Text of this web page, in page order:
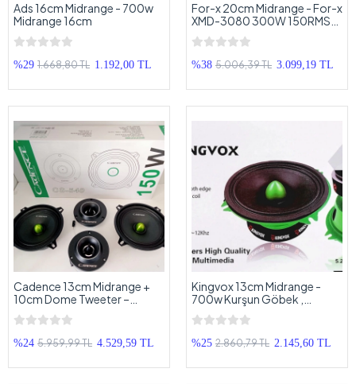
Ads 16cm Midrange - 700w
Midrange 16cm
%29 1.668,80 TL 1.192,00 TL
For-x 20cm Midrange - For-x
XMD-3080 300W 150RMS
20cm Midrange -
Profesyonel Midrange
Hoparlör
%38 5.006,39 TL 3.099,19 TL
Cadence 13cm Midrange +
10cm Dome Tweeter –
Cadence Mid Takımı CS-540
%24 5.959,99 TL 4.529,59 TL
Kingvox 13cm Midrange -
700w Kurşun Göbek ,
Kingvox KV-1313 Midrange
Hoparlör 13cm
%25 2.860,79 TL 2.145,60 TL